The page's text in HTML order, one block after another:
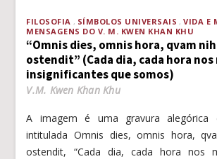
FILOSOFIA SÍMBOLOS UNIVERSAIS
VIDA E
MENSAGENS DO V. M. KWEN KHAN KHU
“Omnis dies, omnis hora, qvam
ostendit” (Cada dia, cada hora
insignificantes que somos)
V.M. Kwen Khan Khu
A imagem é uma gravura alegórica
intitulada Omnis dies, omnis hora,
ostendit, “Cada dia, cada hora nos